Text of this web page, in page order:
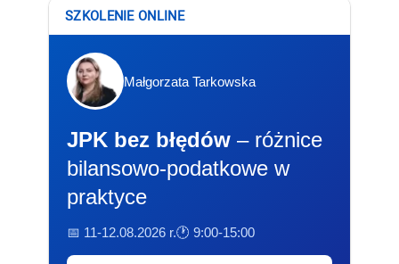
SZKOLENIE ONLINE
Małgorzata Tarkowska
JPK bez błędów – różnice
bilansowo-podatkowe w
praktyce
📅 11-12.08.2026 r.🕐 9:00-15:00